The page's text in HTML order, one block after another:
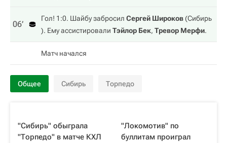
06‎’‎
Гол! 1:0. Шайбу забросил Сергей Широков(Сибирь
). Ему ассистировали Тэйлор Бек, Тревор Мерфи.
Матч начался
Общее Сибирь Торпедо
"Сибирь" обыграла
"Торпедо" в матче КХЛ
"Локомотив" по
буллитам проиграл